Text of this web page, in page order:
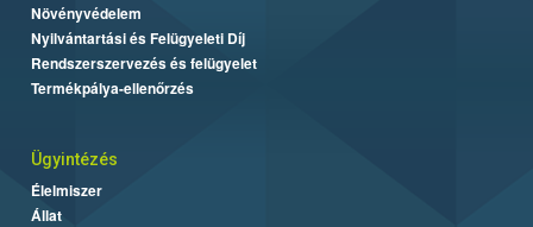
Növényvédelem
Nyilvántartási és Felügyeleti Díj
Rendszerszervezés és felügyelet
Termékpálya-ellenőrzés
Ügyintézés
Élelmiszer
Állat